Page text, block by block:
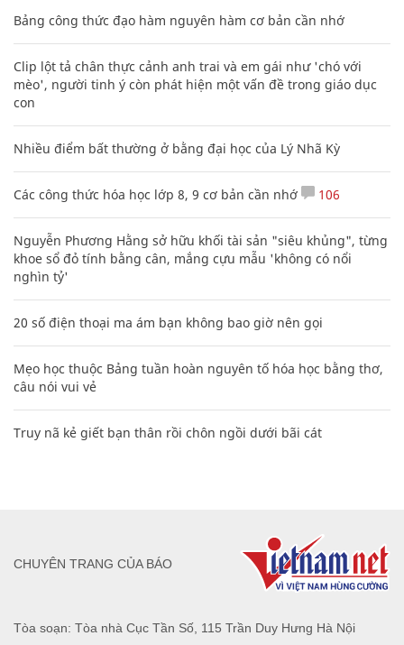
Bảng công thức đạo hàm nguyên hàm cơ bản cần nhớ
Clip lột tả chân thực cảnh anh trai và em gái như 'chó với
mèo', người tinh ý còn phát hiện một vấn đề trong giáo dục
con
Nhiều điểm bất thường ở bằng đại học của Lý Nhã Kỳ
Các công thức hóa học lớp 8, 9 cơ bản cần nhớ 106
Nguyễn Phương Hằng sở hữu khối tài sản "siêu khủng", từng
khoe sổ đỏ tính bằng cân, mắng cựu mẫu 'không có nổi
nghìn tỷ'
20 số điện thoại ma ám bạn không bao giờ nên gọi
Mẹo học thuộc Bảng tuần hoàn nguyên tố hóa học bằng thơ,
câu nói vui vẻ
Truy nã kẻ giết bạn thân rồi chôn ngồi dưới bãi cát
Tòa soạn: Tòa nhà Cục Tần Số, 115 Trần Duy Hưng Hà Nội
CHUYÊN TRANG CỦA BÁO